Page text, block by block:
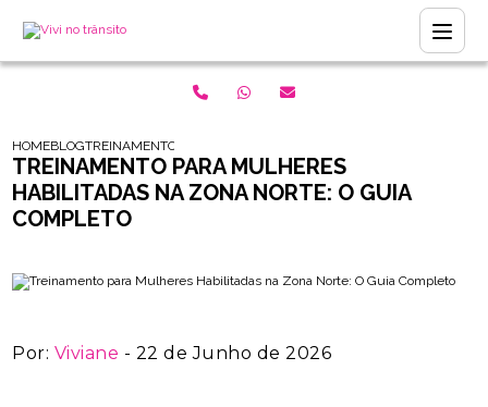
HOMEBLOGTREINAMENTO PARA MULHERES HABILITADAS NA ZONA NORTE:
TREINAMENTO PARA MULHERES
HABILITADAS NA ZONA NORTE: O GUIA
COMPLETO
Por: Viviane - 22 de Junho de 2026